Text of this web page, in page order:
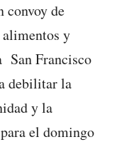
convoy de
y
San Francisco
debilitar la
y la
el domingo